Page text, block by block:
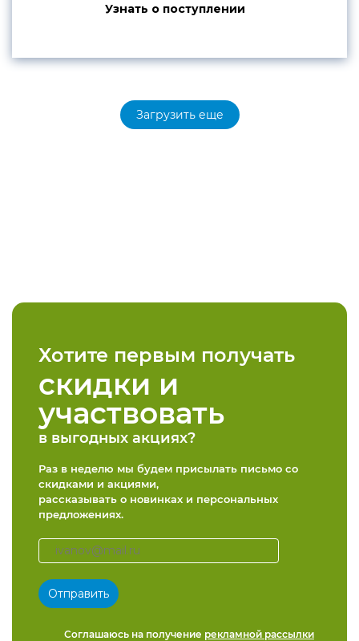
Узнать о поступлении
Загрузить еще
Хотите первым получать
скидки и
участвовать
в выгодных акциях?
Раз в неделю мы будем присылать письмо со
скидками и акциями,
рассказывать о новинках и персональных
предложениях.
Соглашаюсь на получение рекламной рассылки